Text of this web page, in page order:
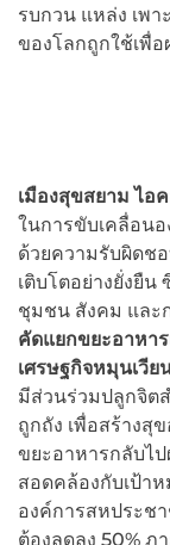
รบกวน แหล่ง เพา
ของโลกถูกใช้เพื่อ
เมืองสุขสยาม ไอ
ในการขับเคลื่อนอ
ด้วยความรับผิดช
เติบโตอย่างยั่งยื
ชุมชน สังคม และ
คัดแยกขยะอาหา
เศรษฐกิจหมุนเวีย
มีส่วนร่วมปลูกจิต
ถูกถัง เพื่อสร้าง
ขยะอาหารกลับไป
สอดคล้องกับเป้า
องค์การสหประช
ต้องลดลง 50% ภ